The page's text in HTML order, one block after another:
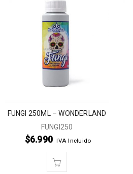
FUNGI 250ML – WONDERLAND
FUNGI250
$6.990 IVA Incluido